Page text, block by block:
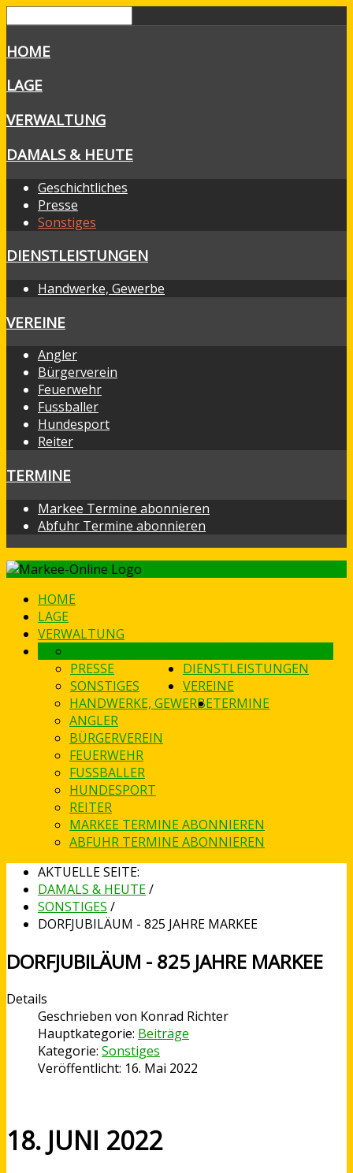
HOME
LAGE
VERWALTUNG
DAMALS & HEUTE
Geschichtliches
Presse
Sonstiges
DIENSTLEISTUNGEN
Handwerke, Gewerbe
VEREINE
Angler
Bürgerverein
Feuerwehr
Fussballer
Hundesport
Reiter
TERMINE
Markee Termine abonnieren
Abfuhr Termine abonnieren
HOME
LAGE
VERWALTUNG
PRESSE
SONSTIGES
DIENSTLEISTUNGEN
HANDWERKE, GEWERBE
VEREINE
ANGLER
BÜRGERVEREIN
FEUERWEHR
FUSSBALLER
HUNDESPORT
REITER
TERMINE
MARKEE TERMINE ABONNIEREN
ABFUHR TERMINE ABONNIEREN
AKTUELLE SEITE:
DAMALS & HEUTE/
SONSTIGES /
DORFJUBILÄUM - 825 JAHRE MARKEE
DORFJUBILÄUM - 825 JAHRE MARKEE
Details
Geschrieben von Konrad Richter
Hauptkategorie: Beiträge
Kategorie: Sonstiges
Veröffentlicht: 16. Mai 2022
18. JUNI 2022